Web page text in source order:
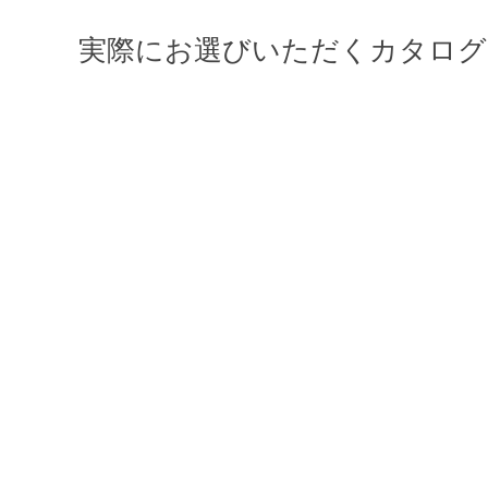
実際にお選びいただくカタロ